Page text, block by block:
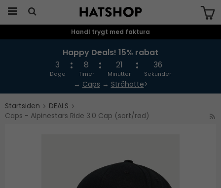
Produktet er blevet tilføjet til din
Handl trygt med faktura
Happy Deals! 15% rabat
3
Dage
8
Timer
21
Minutter
36
Sekunder
→ Caps → Stråhatte>
Startsiden
DEALS
Caps - Alpinestars Ride 3.0 Cap (sort/rød)